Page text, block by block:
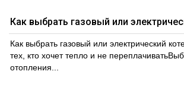
Как выбрать газовый или
Как выбрать газовый или электрический
тех, кто хочет тепло и не
отопления...